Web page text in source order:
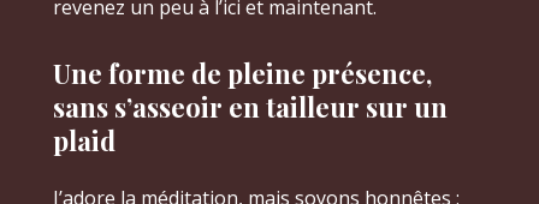
revenez un peu à l’ici et maintenant.
Une forme de pleine présence,
sans s’asseoir en tailleur sur un
plaid
J’adore la méditation, mais soyons honnêtes :